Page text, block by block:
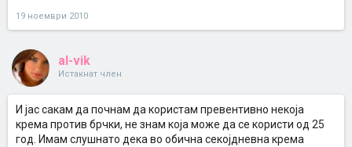
19 ноември 2010
al-vik
Истакнат член
И јас сакам да почнам да користам превентивно некоја
крема против брчки, не знам која може да се користи од 25
год. Имам слушнато дека во обична секојдневна крема